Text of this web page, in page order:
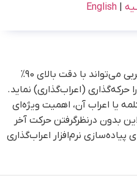
English
نرم‌افزار “اعراب‌‌گذار” خودکار زبان عربی می‌تواند با دقت بالای 90%
حرکه‌گذاری (اعراب‌گذاری) نماید.
یا اعراب آن، اهمیت ویژه‌ای
بدون درنظرگرفتن حرکت آخر
برای پیاده‌سازی نرم‌افزار اعراب‌گذاری